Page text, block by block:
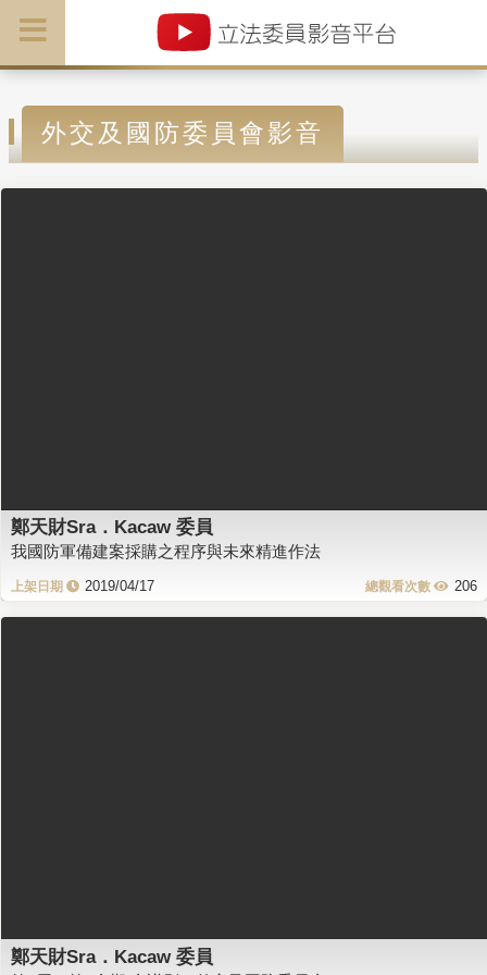
外交及國防委員會影音
鄭天財Sra．Kacaw 委員
我國防軍備建案採購之程序與未來精進作法
2019/04/17 206
鄭天財Sra．Kacaw 委員